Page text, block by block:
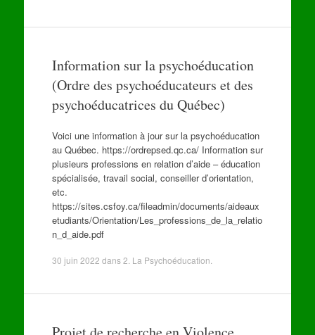
Information sur la psychoéducation
(Ordre des psychoéducateurs et des
psychoéducatrices du Québec)
Voici une information à jour sur la psychoéducation
au Québec. https://ordrepsed.qc.ca/ Information sur
plusieurs professions en relation d’aide – éducation
spécialisée, travail social, conseiller d’orientation,
etc.
https://sites.csfoy.ca/fileadmin/documents/aideaux
etudiants/Orientation/Les_professions_de_la_relatio
n_d_aide.pdf
30 juin 2022 dans2. La Psychoéducation